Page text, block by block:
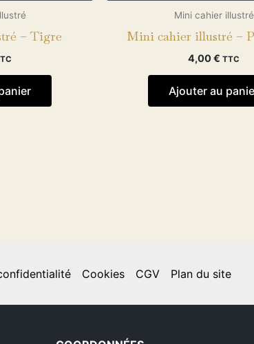
– Tigre
Mini cahier illustré
Mini cahier illustré –
4,00€ TTC
Ajouter au
Cookies CGV Plan du site